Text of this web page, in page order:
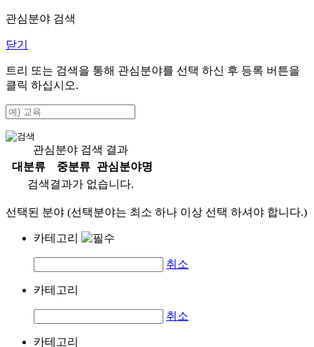
관심분야 검색
닫기
트리 또는 검색을 통해 관심분야를 선택 하신 후 등록 버튼을
클릭 하십시오.
관심분야 검색 결과
대분류
중분류
관심분야명
검색결과가 없습니다.
선택된 분야 (선택분야는 최소 하나 이상 선택 하셔야 합니다.)
카테고리
취소
카테고리
취소
카테고리